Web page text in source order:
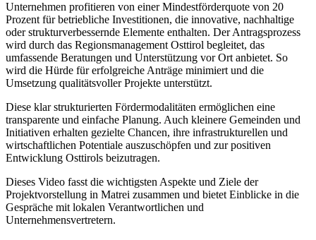
Unternehmen profitieren von einer Mindestförderquote von 20
Prozent für betriebliche Investitionen, die innovative, nachhaltige
oder strukturverbessernde Elemente enthalten. Der Antragsprozess
wird durch das Regionsmanagement Osttirol begleitet, das
umfassende Beratungen und Unterstützung vor Ort anbietet. So
wird die Hürde für erfolgreiche Anträge minimiert und die
Umsetzung qualitätsvoller Projekte unterstützt.
Diese klar strukturierten Fördermodalitäten ermöglichen eine
transparente und einfache Planung. Auch kleinere Gemeinden und
Initiativen erhalten gezielte Chancen, ihre infrastrukturellen und
wirtschaftlichen Potentiale auszuschöpfen und zur positiven
Entwicklung Osttirols beizutragen.
Dieses Video fasst die wichtigsten Aspekte und Ziele der
Projektvorstellung in Matrei zusammen und bietet Einblicke in die
Gespräche mit lokalen Verantwortlichen und
Unternehmensvertretern.